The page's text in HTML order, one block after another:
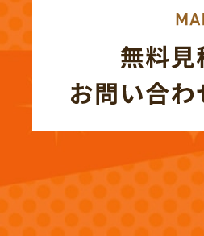
(12)
2025年2月 (13)
2024年12月 (12)